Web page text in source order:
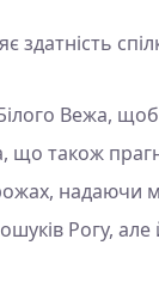
Вежа, щоб
також
надаючи
Рогу,